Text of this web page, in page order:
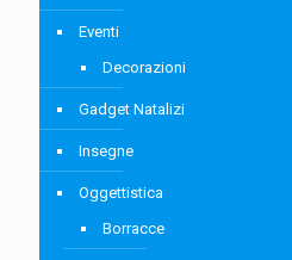
Eventi
Decorazioni
Gadget Natalizi
Insegne
Oggettistica
Borracce